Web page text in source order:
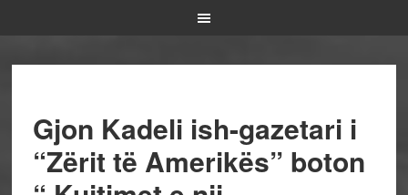
Gjon Kadeli ish-gazetari i
“Zërit të Amerikës” boton